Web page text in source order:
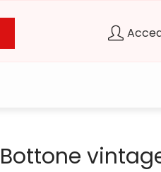
Bottone